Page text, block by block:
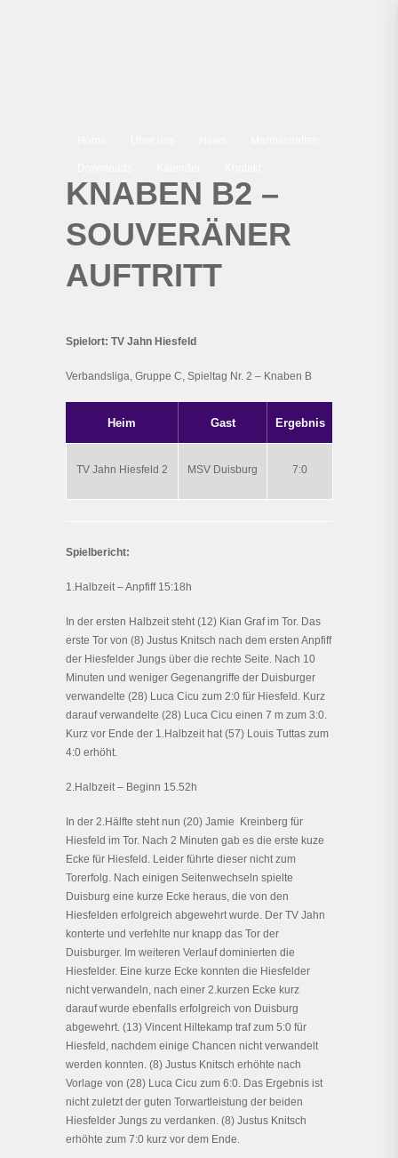
KNABEN B2 –
SOUVERÄNER
AUFTRITT
Spielort: TV Jahn Hiesfeld
Verbandsliga, Gruppe C, Spieltag Nr. 2 – Knaben B
Heim Gast Ergebnis
TV Jahn Hiesfeld 2 MSV Duisburg 7:0
Spielbericht:
1.Halbzeit – Anpfiff 15:18h
In der ersten Halbzeit steht (12) Kian Graf im Tor. Das
erste Tor von (8) Justus Knitsch nach dem ersten Anpfiff
der Hiesfelder Jungs über die rechte Seite. Nach 10
Minuten und weniger Gegenangriffe der Duisburger
verwandelte (28) Luca Cicu zum 2:0 für Hiesfeld. Kurz
darauf verwandelte (28) Luca Cicu einen 7 m zum 3:0.
Kurz vor Ende der 1.Halbzeit hat (57) Louis Tuttas zum
4:0 erhöht.
2.Halbzeit – Beginn 15.52h
In der 2.Hälfte steht nun (20) Jamie Kreinberg für
Hiesfeld im Tor. Nach 2 Minuten gab es die erste kuze
Ecke für Hiesfeld. Leider führte dieser nicht zum
Torerfolg. Nach einigen Seitenwechseln spielte
Duisburg eine kurze Ecke heraus, die von den
Hiesfelden erfolgreich abgewehrt wurde. Der TV Jahn
konterte und verfehlte nur knapp das Tor der
Duisburger. Im weiteren Verlauf dominierten die
Hiesfelder. Eine kurze Ecke konnten die Hiesfelder
nicht verwandeln, nach einer 2.kurzen Ecke kurz
darauf wurde ebenfalls erfolgreich von Duisburg
abgewehrt. (13) Vincent Hiltekamp traf zum 5:0 für
Hiesfeld, nachdem einige Chancen nicht verwandelt
werden konnten. (8) Justus Knitsch erhöhte nach
Vorlage von (28) Luca Cicu zum 6:0. Das Ergebnis ist
nicht zuletzt der guten Torwartleistung der beiden
Hiesfelder Jungs zu verdanken. (8) Justus Knitsch
erhöhte zum 7:0 kurz vor dem Ende.